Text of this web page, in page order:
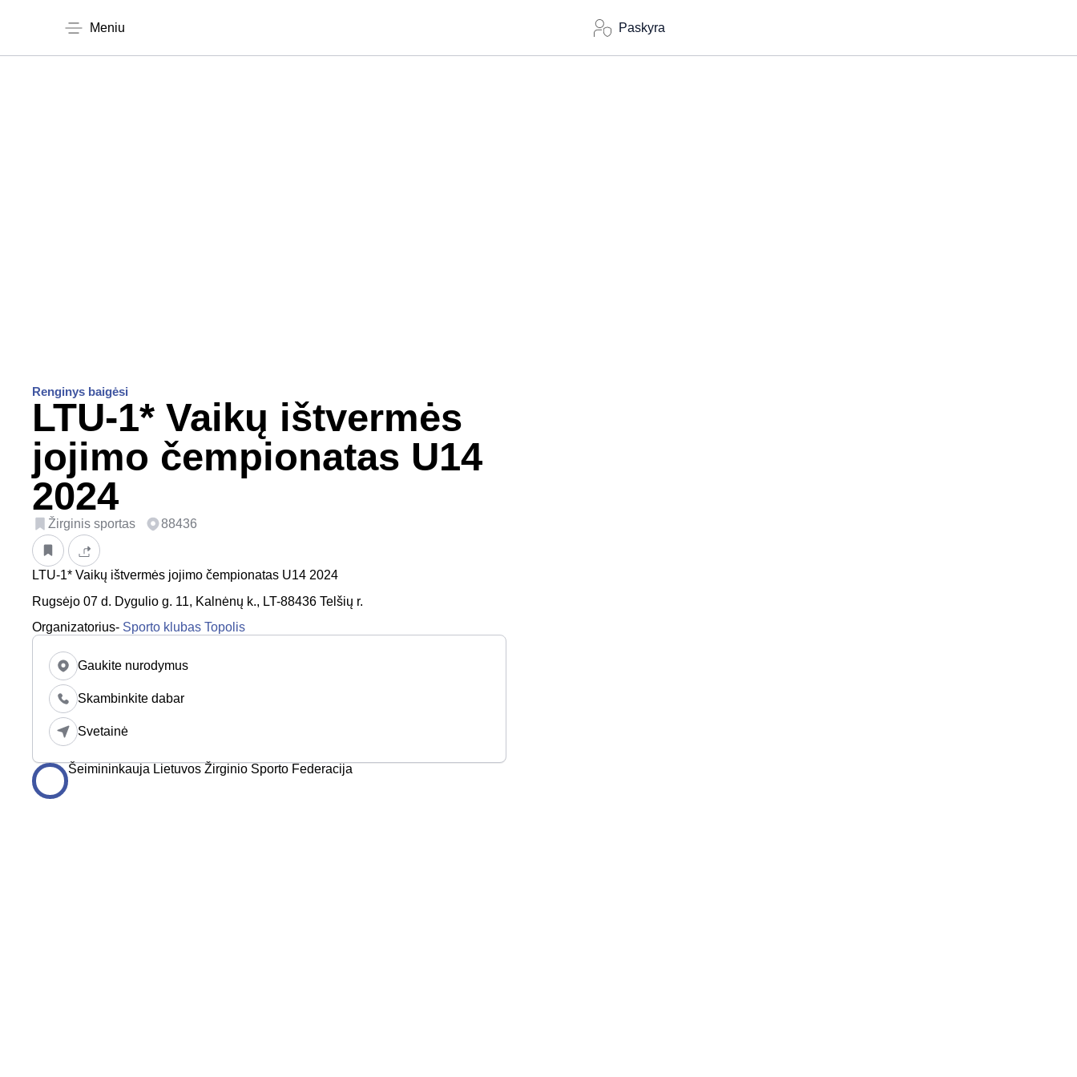
Meniu Paskyra
Renginys baigėsi
LTU-1* Vaikų ištvermės
jojimo čempionatas U14
2024
Žirginis sportas 88436
LTU-1* Vaikų ištvermės jojimo čempionatas U14 2024
Rugsėjo 07 d. Dygulio g. 11, Kalnėnų k., LT-88436 Telšių r.
Organizatorius- Sporto klubas Topolis
Gaukite nurodymus
Skambinkite dabar
Svetainė
Šeimininkauja Lietuvos Žirginio Sporto Federacija